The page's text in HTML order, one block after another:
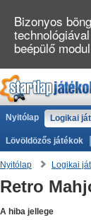
Nyitólap Logikai
Lövöldözős játékok
Nyitólap Logikai
Retro
A hiba jellege
Bizonyos
beépülő